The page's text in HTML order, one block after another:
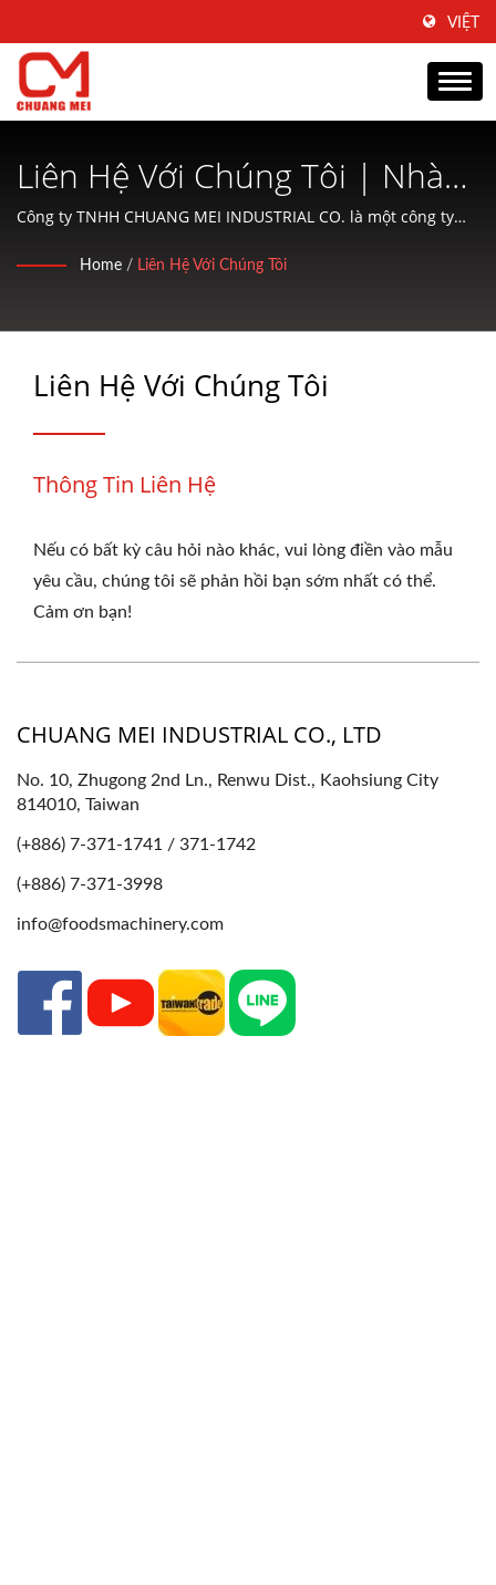
VIỆT
Liên Hệ Với Chúng Tôi | Nhà
Sản Xuất Máy Chế Biến Và
Điều Chỉnh Thực Phẩm Thủy
Công ty TNHH CHUANG MEI INDUSTRIAL CO. là một công ty
thủy sản và cung cấp dịch vụ thân thiện cho khách hàng.
Home / Liên Hệ Với Chúng Tôi
Liên Hệ Với Chúng Tôi
Thông Tin Liên Hệ
Nếu có bất kỳ câu hỏi nào khác, vui lòng điền vào mẫu
yêu cầu, chúng tôi sẽ phản hồi bạn sớm nhất có thể.
Cảm ơn bạn!
CHUANG MEI INDUSTRIAL CO., LTD
No. 10, Zhugong 2nd Ln., Renwu Dist., Kaohsiung City
814010, Taiwan
(+886) 7-371-1741 / 371-1742
(+886) 7-371-3998
info@foodsmachinery.com